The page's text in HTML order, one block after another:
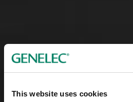
This website uses cookies